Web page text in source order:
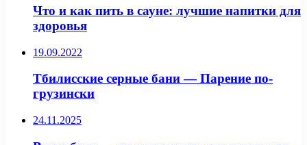
Что и как пить в сауне: лучшие напитки для
здоровья
19.09.2022
Тбилисские серные бани — Парение по-
грузински
24.11.2025